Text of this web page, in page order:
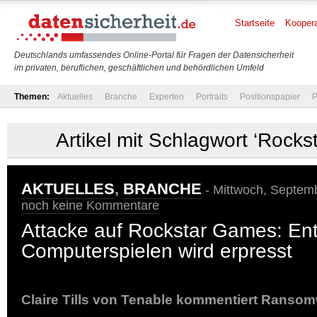
Deutschlands umfassendes Online-Portal für Fragen der Datensicherheit
im privaten, beruflichen, geschäftlichen und behördlichen Umfeld
Startseite
Themen: Aktuelles Branche Experten Portraits Positionspapier
Artikel mit Schlagwort
AKTUELLES, BRANCHE - Mittwoch,
noch keine Kommentare
Attacke auf Rockstar Games:
Computerspielen wird erpresst
Claire Tills von Tenable kommentiert